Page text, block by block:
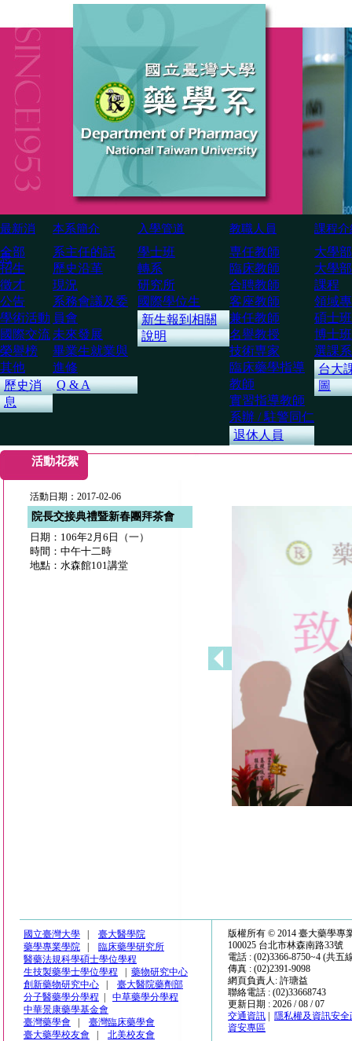
最新消
息
本系簡介 入學管道 教職人員 課程介
全部
招生
徵才
公告
學術活動
國際交流
榮譽榜
其他
歷史消
息
系主任的話
歷史沿革
現況
系務會議及委
員會
未來發展
畢業生就業與
進修
Q & A
學士班
轉系
研究所
國際學位生
新生報到相關
說明
専任教師
臨床教師
合聘教師
客座教師
兼任教師
名譽教授
技術専家
臨床藥學指導
教師
實習指導教師
系辦 / 駐警同仁
退休人員
大學部
大學
課程
領域
碩士班
博士班
選課
台大
圖
活動花絮
活動日期：2017-02-06
院長交接典禮暨新春團拜茶會
日期：106年2月6日（一）
時間：中午十二時
地點：水森館101講堂
國立臺灣大學
臺大醫學院
藥學專業學院
臨床藥學研究所
醫藥法規科學碩士學位學程
生技製藥學士學位學程
藥物研究中心
創新藥物研究中心
臺大醫院藥劑部
分子醫藥學分學程
中草藥學分學程
中華景康藥學基金會
臺灣藥學會
臺灣臨床藥學會
臺大藥學校友會
北美校友會
版權所有 © 2014 臺大藥學專
100025 台北市林森南路33號
電話 : (02)3366-8750~4 (共五
傳真 : (02)2391-9098
網頁負責人: 許瑭益
聯絡電話 : (02)33668743
更新日期 : 2026 / 08 / 07
交通資訊
隱私權及資訊安全
資安專區